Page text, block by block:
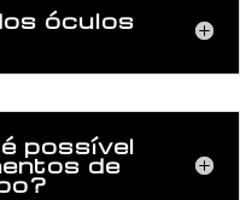
óculos
possível
de